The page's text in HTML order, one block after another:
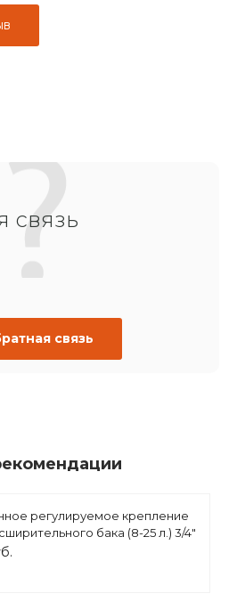
связь
связь
регулируемое крепление
бака (8-25 л.) 3/4"